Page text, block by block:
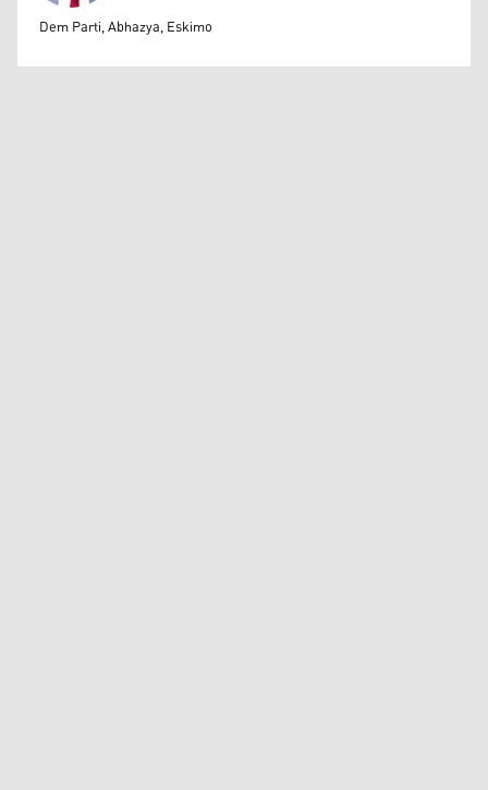
Mehmet Ali Dastmali
Dem Parti, Abhazya, Eskimo